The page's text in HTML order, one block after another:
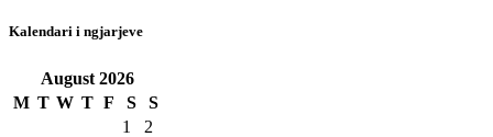
Kalendari i ngjarjeve
August 2026
M T W T F S
S
1
2